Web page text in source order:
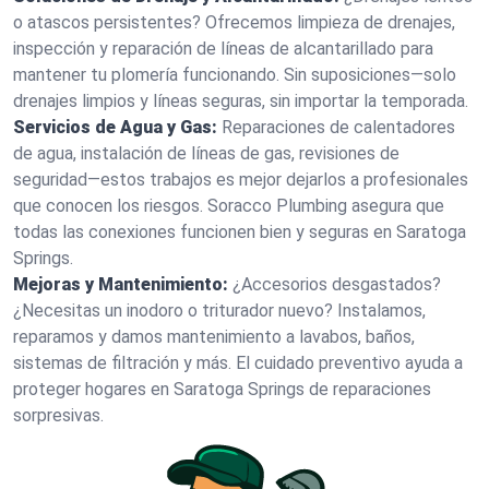
o atascos persistentes? Ofrecemos limpieza de drenajes,
inspección y reparación de líneas de alcantarillado para
mantener tu plomería funcionando. Sin suposiciones—solo
drenajes limpios y líneas seguras, sin importar la temporada.
Servicios de Agua y Gas: Reparaciones de calentadores
de agua, instalación de líneas de gas, revisiones de
seguridad—estos trabajos es mejor dejarlos a profesionales
que conocen los riesgos. Soracco Plumbing asegura que
todas las conexiones funcionen bien y seguras en Saratoga
Springs.
Mejoras y Mantenimiento: ¿Accesorios desgastados?
¿Necesitas un inodoro o triturador nuevo? Instalamos,
reparamos y damos mantenimiento a lavabos, baños,
sistemas de filtración y más. El cuidado preventivo ayuda a
proteger hogares en Saratoga Springs de reparaciones
sorpresivas.